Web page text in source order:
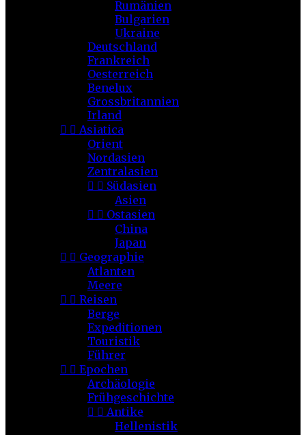
Rumänien
Bulgarien
Ukraine
Deutschland
Frankreich
Oesterreich
Benelux
Grossbritannien
Irland
  Asiatica
Orient
Nordasien
Zentralasien
  Südasien
Asien
  Ostasien
China
Japan
  Geographie
Atlanten
Meere
  Reisen
Berge
Expeditionen
Touristik
Führer
  Epochen
Archäologie
Frühgeschichte
  Antike
Hellenistik